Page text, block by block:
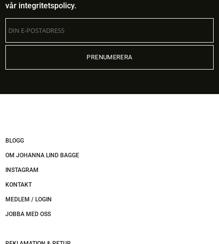
vår integritetspolicy.
BLOGG
OM JOHANNA LIND BAGGE
INSTAGRAM
KONTAKT
MEDLEM / LOGIN
JOBBA MED OSS